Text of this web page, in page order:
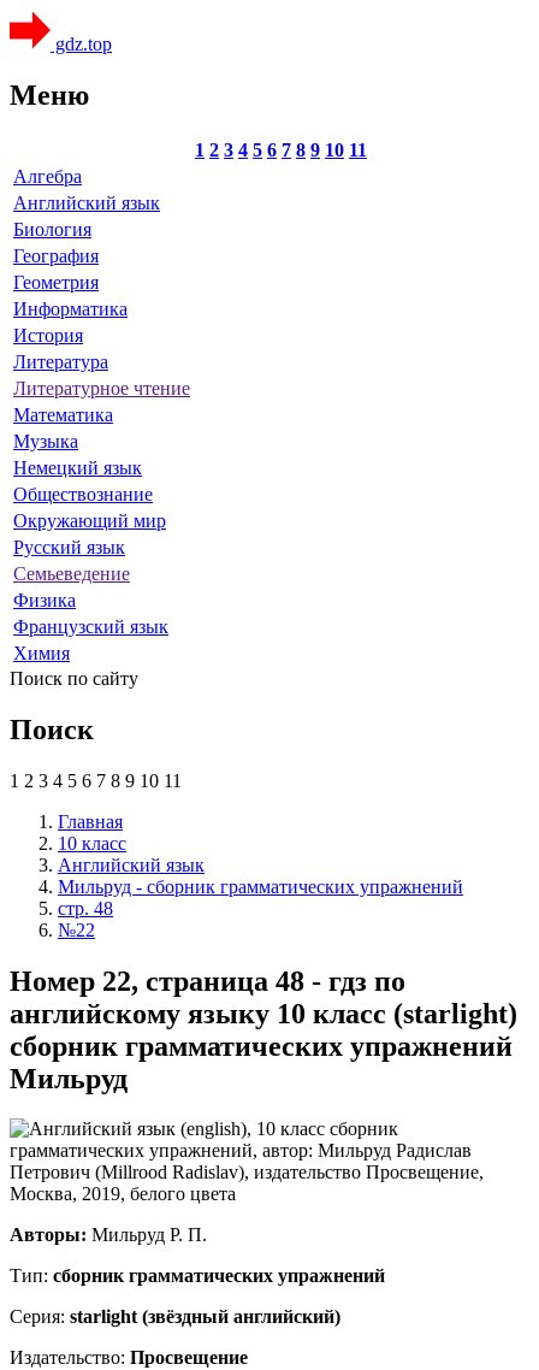
gdz.top
Меню
1 2 3 4 5 6 7 8 9 10 11
Алгебра
Английский язык
Биология
География
Геометрия
Информатика
История
Литература
Литературное чтение
Математика
Музыка
Немецкий язык
Обществознание
Окружающий мир
Русский язык
Семьеведение
Физика
Французский язык
Химия
Поиск по сайту
Поиск
1 2 3 4 5 6 7 8 9 10 11
Главная
10 класс
Английский язык
Мильруд - сборник грамматических упражнений
стр. 48
№22
Номер 22, страница 48 - гдз по
английскому языку 10 класс (starlight)
сборник грамматических упражнений
Мильруд
Авторы: Мильруд Р. П.
Тип: сборник грамматических упражнений
Серия: starlight (звёздный английский)
Издательство: Просвещение